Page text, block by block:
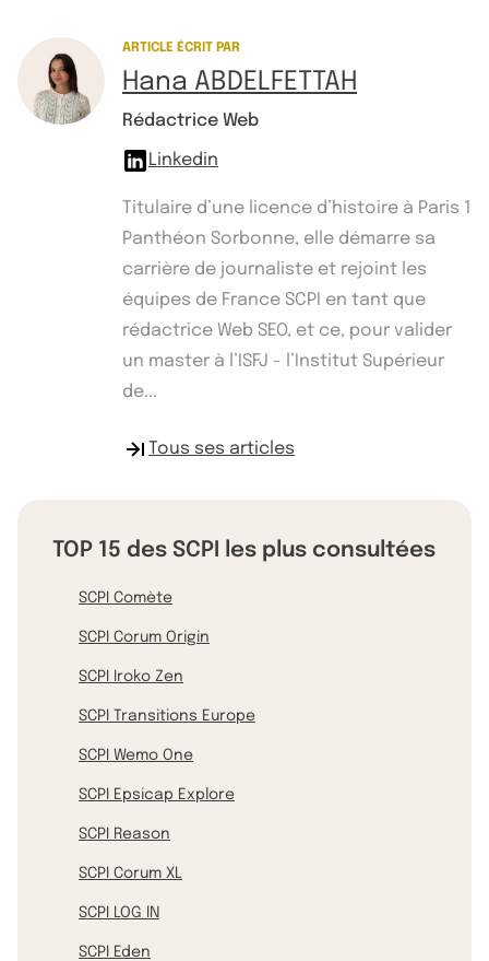
ARTICLE ÉCRIT PAR
Hana ABDELFETTAH
Rédactrice Web
Linkedin
Titulaire d’une licence d’histoire à Paris 1
Panthéon Sorbonne, elle démarre sa
carrière de journaliste et rejoint les
équipes de France SCPI en tant que
rédactrice Web SEO, et ce, pour valider
un master à l’ISFJ - l’Institut Supérieur
de...
Tous ses articles
TOP 15 des SCPI les plus consultées
SCPI Comète
SCPI Corum Origin
SCPI Iroko Zen
SCPI Transitions Europe
SCPI Wemo One
SCPI Epsicap Explore
SCPI Reason
SCPI Corum XL
SCPI LOG IN
SCPI Eden